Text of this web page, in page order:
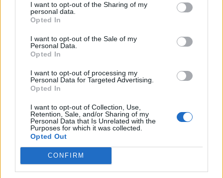
I want to opt-out of the Sharing of my
personal data.
Opted In
I want to opt-out of the Sale of my
Personal Data.
Opted In
I want to opt-out of processing my
Personal Data for Targeted Advertising.
Opted In
I want to opt-out of Collection, Use,
Retention, Sale, and/or Sharing of my
Personal Data that Is Unrelated with the
Purposes for which it was collected.
Opted Out
CONFIRM
Stime: 10